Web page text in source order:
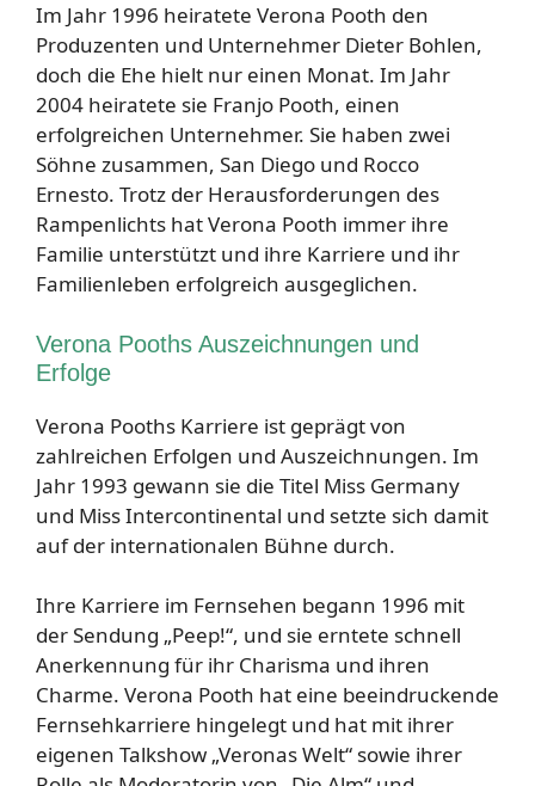
Im Jahr 1996 heiratete Verona Pooth den
Produzenten und Unternehmer Dieter Bohlen,
doch die Ehe hielt nur einen Monat. Im Jahr
2004 heiratete sie Franjo Pooth, einen
erfolgreichen Unternehmer. Sie haben zwei
Söhne zusammen, San Diego und Rocco
Ernesto. Trotz der Herausforderungen des
Rampenlichts hat Verona Pooth immer ihre
Familie unterstützt und ihre Karriere und ihr
Familienleben erfolgreich ausgeglichen.
Verona Pooths Auszeichnungen und
Erfolge
Verona Pooths Karriere ist geprägt von
zahlreichen Erfolgen und Auszeichnungen. Im
Jahr 1993 gewann sie die Titel Miss Germany
und Miss Intercontinental und setzte sich damit
auf der internationalen Bühne durch.
Ihre Karriere im Fernsehen begann 1996 mit
der Sendung „Peep!“, und sie erntete schnell
Anerkennung für ihr Charisma und ihren
Charme. Verona Pooth hat eine beeindruckende
Fernsehkarriere hingelegt und hat mit ihrer
eigenen Talkshow „Veronas Welt“ sowie ihrer